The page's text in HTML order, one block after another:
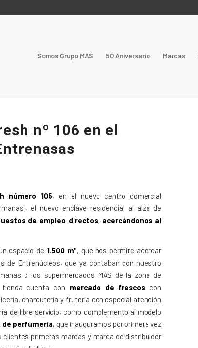
Somos Grupo MAS 50 Aniversario Marcas
nº 106 en el
número 105, en el nuevo centro comercial
el nuevo enclave residencial al alza de
de empleo directos, acercándonos al
espacio de 1.500 m², que nos permite acercar
de Entrenúcleos, que ya contaban con nuestro
o los supermercados MAS de la zona de
tienda cuenta con mercado de frescos con
charcutería y frutería con especial atención
de libre servicio, como complemento al modelo
de perfumería, que inauguramos por primera vez
primeras marcas y marca de distribuidor